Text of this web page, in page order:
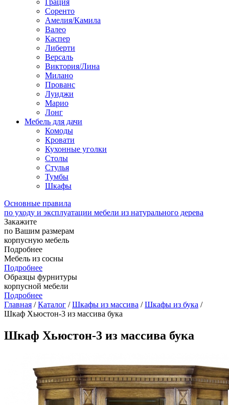
Грация
Соренто
Амелия/Камила
Валео
Каспер
Либерти
Версаль
Виктория/Лина
Милано
Прованс
Луиджи
Марио
Лонг
Мебель для дачи
Комоды
Кровати
Кухонные уголки
Столы
Стулья
Тумбы
Шкафы
Основные правила
по уходу и эксплуатации мебели из натурального дерева
Закажите
по Вашим размерам
корпусную мебель
Подробнее
Мебель из сосны
Подробнее
Образцы фурнитуры
корпусной мебели
Подробнее
Главная /Каталог /Шкафы из массива /Шкафы из бука /
Шкаф Хьюстон-3 из массива бука
Шкаф Хьюстон-3 из массива бука